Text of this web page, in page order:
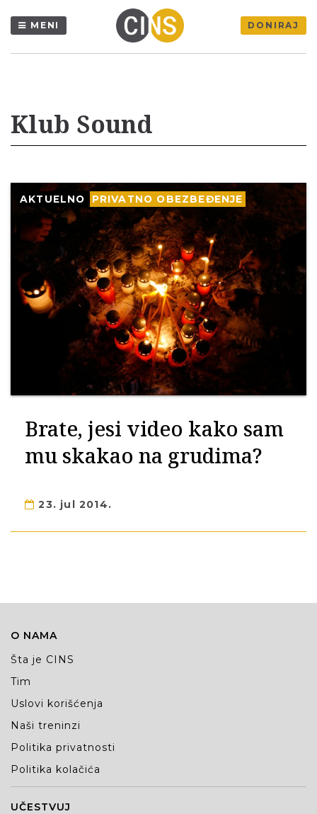
MENI DONIRAJ
Klub Sound
AKTUELNO PRIVATNO OBEZBEĐENJE
Brate, jesi video kako sam
mu skakao na grudima?
23. jul 2014.
O NAMA
Šta je CINS
Tim
Uslovi korišćenja
Naši treninzi
Politika privatnosti
Politika kolačića
UČESTVUJ